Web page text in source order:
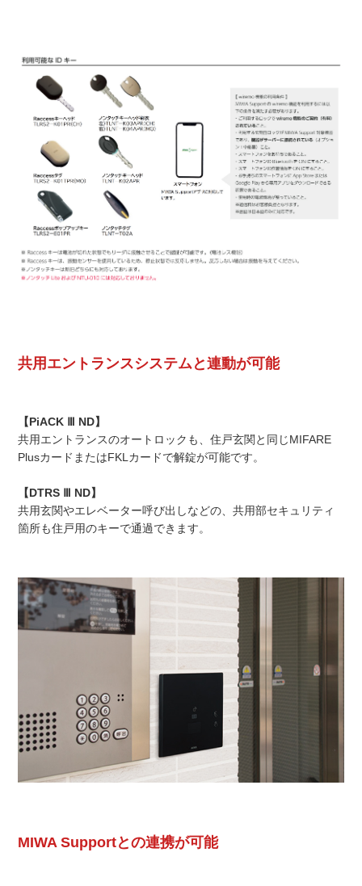
共用エントランスシステムと連動が可能
【PiACK Ⅲ ND】
共用エントランスのオートロックも、住戸玄関と同じMIFARE
PlusカードまたはFKLカードで解錠が可能です。
【DTRS Ⅲ ND】
共用玄関やエレベーター呼び出しなどの、共用部セキュリティ
箇所も住戸用のキーで通過できます。
MIWA Supportとの連携が可能